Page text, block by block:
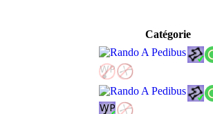
Catégorie